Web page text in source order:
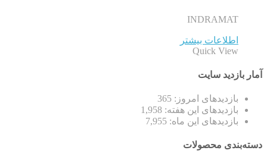
INDRAMAT
اطلاعات بیشتر
Quick View
آمار بازدید سایت
بازدیدهای امروز: 365
بازدیدهای این هفته: 1,958
بازدیدهای این ماه: 7,955
دسته‌بندی محصولات